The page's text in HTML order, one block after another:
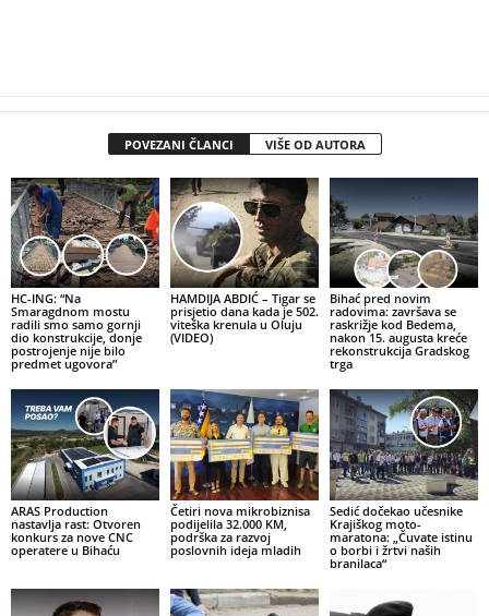
POVEZANI ČLANCI VIŠE OD AUTORA
HC-ING: “Na
Smaragdnom mostu
radili smo samo gornji
dio konstrukcije, donje
postrojenje nije bilo
predmet ugovora”
HAMDIJA ABDIĆ – Tigar se
prisjetio dana kada je 502.
viteška krenula u Oluju
(VIDEO)
Bihać pred novim
radovima: završava se
raskrižje kod Bedema,
nakon 15. augusta kreće
rekonstrukcija Gradskog
trga
ARAS Production
nastavlja rast: Otvoren
konkurs za nove CNC
operatere u Bihaću
Četiri nova mikrobiznisa
podijelila 32.000 KM,
podrška za razvoj
poslovnih ideja mladih
Sedić dočekao učesnike
Krajiškog moto-
maratona: „Čuvate istinu
o borbi i žrtvi naših
branilaca“